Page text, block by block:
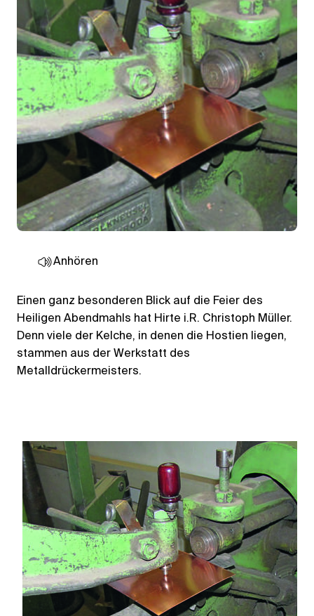
Anhören
Einen ganz besonderen Blick auf die Feier des
Heiligen Abendmahls hat Hirte i.R. Christoph Müller.
Denn viele der Kelche, in denen die Hostien liegen,
stammen aus der Werkstatt des
Metalldrückermeisters.